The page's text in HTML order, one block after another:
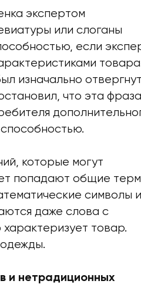
экспертом
или слоганы
если
изначально
что эта
которые могут
попадают общие
символы
даже слова с
товар.
и нетрадиционных